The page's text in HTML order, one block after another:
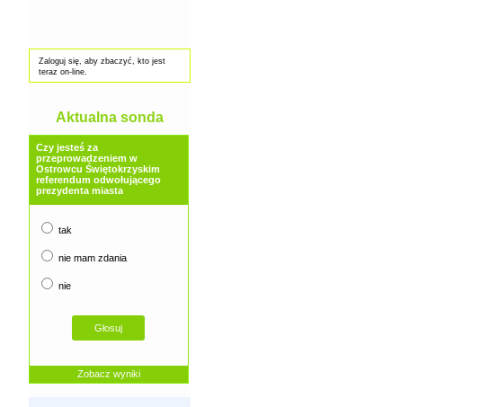
Zaloguj się, aby zbaczyć, kto jest
teraz on-line.
Aktualna sonda
Czy jesteś za
przeprowadzeniem w
Ostrowcu Świętokrzyskim
referendum odwołującego
prezydenta miasta
tak
nie mam zdania
nie
Zobacz wyniki